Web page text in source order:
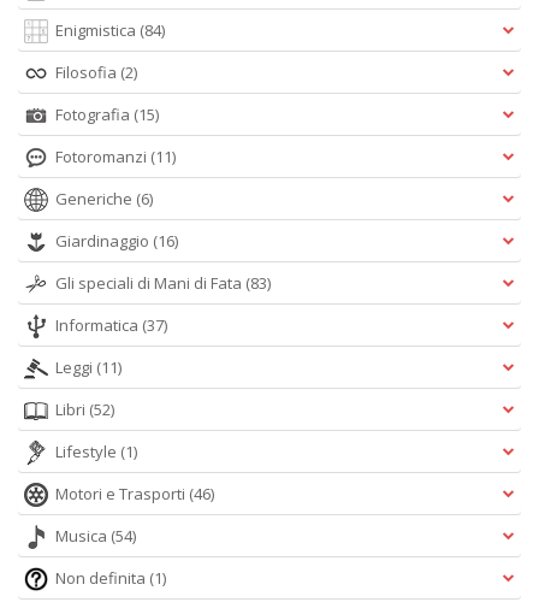
Enigmistica (84)
Filosofia (2)
Fotografia (15)
Fotoromanzi (11)
Generiche (6)
Giardinaggio (16)
Gli speciali di Mani di Fata (83)
Informatica (37)
Leggi (11)
Libri (52)
Lifestyle (1)
Motori e Trasporti (46)
Musica (54)
Non definita (1)